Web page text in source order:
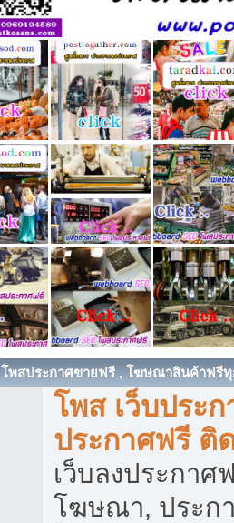
โพสประกาศขายฟรี , โฆษณาสินค้าฟรี
โพส เว็บประก
ประกาศฟรี ติ
เว็บลงประกา
โฆษณา, ประก